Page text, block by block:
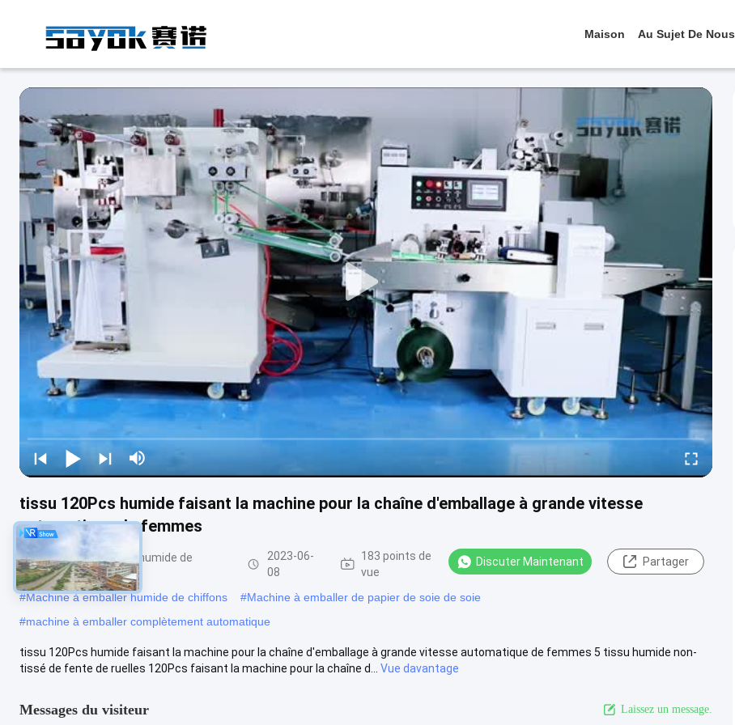
Maison Au Sujet De Nous
tissu 120Pcs humide faisant la machine pour la chaîne d'emballage à grande vitesse
automatique de femmes
Machine à emballer humide de
chiffons
2023-06-
08
183 points de
vue
Discuter Maintenant Partager
#Machine à emballer humide de chiffons #Machine à emballer de papier de soie de soie
#machine à emballer complètement automatique
tissu 120Pcs humide faisant la machine pour la chaîne d'emballage à grande vitesse automatique de femmes 5 tissu humide non-
tissé de fente de ruelles 120Pcs faisant la machine pour la chaîne d...
Vue davantage
Messages du visiteur Laissez un message.